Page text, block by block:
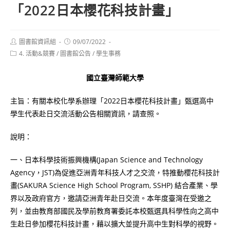
「2022日本櫻花科技計畫」
Post
author:
圖書館資訊組
Post
published:
09/07/2022
Post4. 活動&競賽/ 圖書館公告/學生事務
國立臺灣師範大學
主旨：有關本校化學系辦理「2022日本櫻花科技計畫」甄選高中
學生代表赴日交流活動公告相關資訊，請查照。
說明：
一、日本科學技術振興機構(Japan Science and Technology
Agency，JST)為促進亞洲青年科技人才之交流，特推動櫻花科技計
畫(SAKURA Science High School Program, SSHP) 結合產業、學
界以及政府官方，邀請亞洲青年赴日交流。本年度臺灣在受邀之
列，並由教育部國民及學前教育署委託本校甄選具科學性向之高中
生赴日參加櫻花科技計畫，藉以擴大並提升高中生對科學的視野。